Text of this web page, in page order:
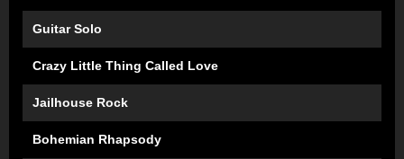
Guitar Solo
Crazy Little Thing Called Love
Jailhouse Rock
Bohemian Rhapsody